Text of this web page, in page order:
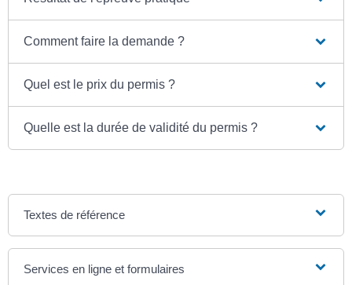
Comment faire la demande ?
Quel est le prix du permis ?
Quelle est la durée de validité du permis ?
Textes de référence
Services en ligne et formulaires